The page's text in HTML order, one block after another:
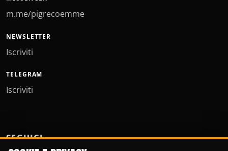
m.me/pigrecoemme
NEWSLETTER
Iscriviti
TELEGRAM
Iscriviti
SEGUICI